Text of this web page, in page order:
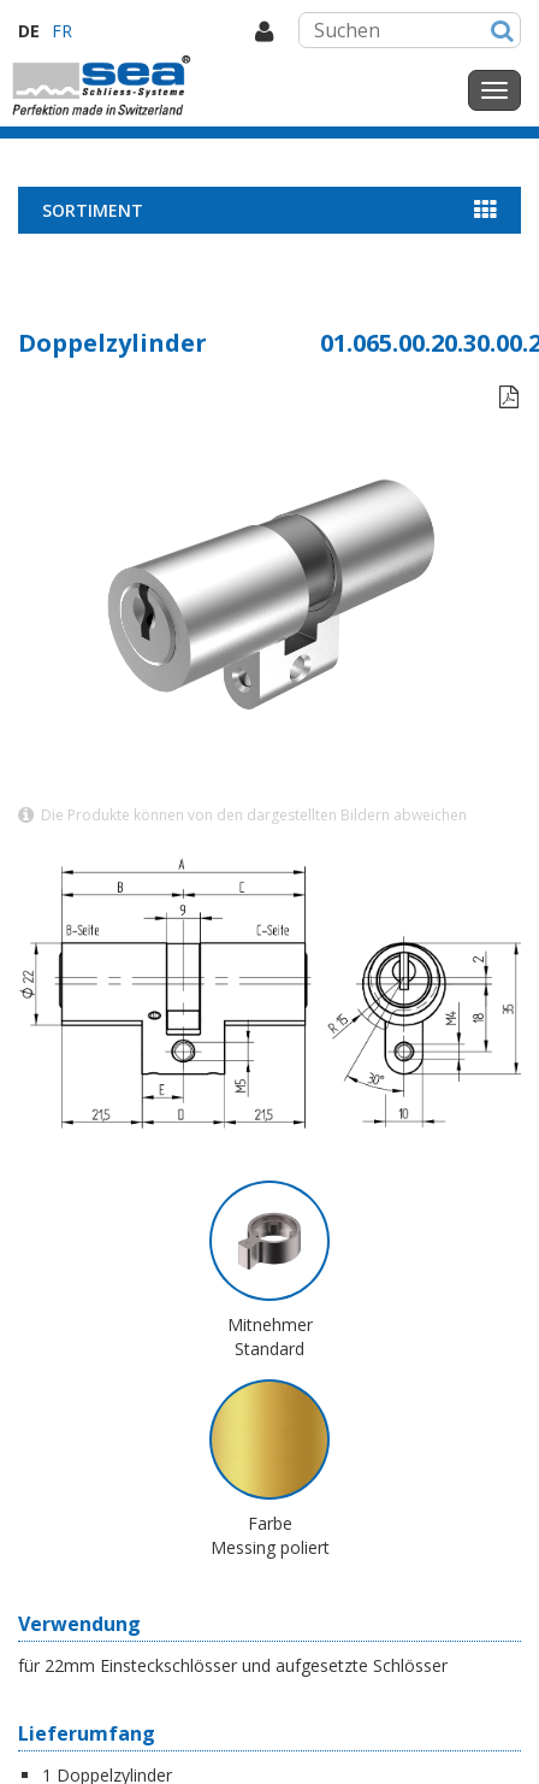
DE FR
SORTIMENT
Doppelzylinder

Die Produkte können von den dargestellten Bildern abweichen
Mitnehmer
Standard
Farbe
Messing poliert
Verwendung
für 22mm Einsteckschlösser und aufgesetzte Schlösser
Lieferumfang
1 Doppelzylinder